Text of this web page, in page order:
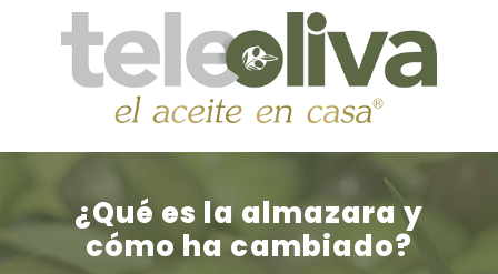
¿Qué es la almazara y
cómo ha cambiado?